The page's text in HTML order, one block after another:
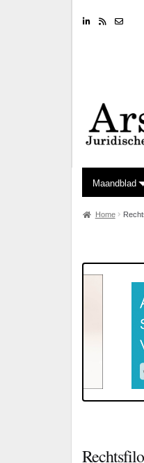
LinkedinRSS feed
Maandblad
Home